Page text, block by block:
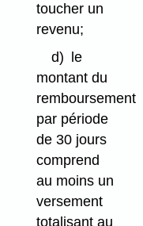
toucher un
revenu;
d) le
montant du
remboursement
par période
de 30 jours
comprend
au moins un
versement
totalisant au